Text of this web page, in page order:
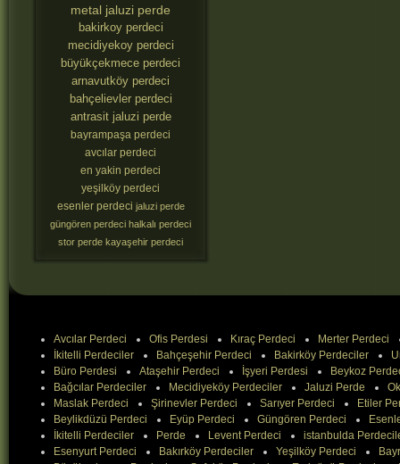
metal jaluzi perde
bakirkoy perdeci
mecidiyekoy perdeci
büyükçekmece perdeci
arnavutköy perdeci
bahçelievler perdeci
antrasit jaluzi perde
bayrampaşa perdeci
avcılar perdeci
en yakin perdeci
yeşilköy perdeci
esenler perdeci jaluzi perde
güngören perdeci halkalı perdeci
stor perde kayaşehir perdeci
Avcılar Perdeci Ofis Perdesi Kıraç Perdeci
Merter Perdeci
İkitelli Perdeciler
Bahçeşehir Perdeci Bakirköy Perdeciler
Büro Perdesi
Ataşehir Perdeci İşyeri Perdesi
Beykoz
Bağcılar Perdeciler
Mecidiyeköy Perdeciler Jaluzi Perde
Maslak Perdeci
Şirinevler Perdeci Sarıyer Perdeci
Etiler
Beylikdüzü Perdeci
Eyüp Perdeci Güngören Perdeci
İkitelli Perdeciler
Perde Levent Perdeci
istanbulda
Esenyurt Perdeci
Bakırköy Perdeciler Yeşilköy Perdeci